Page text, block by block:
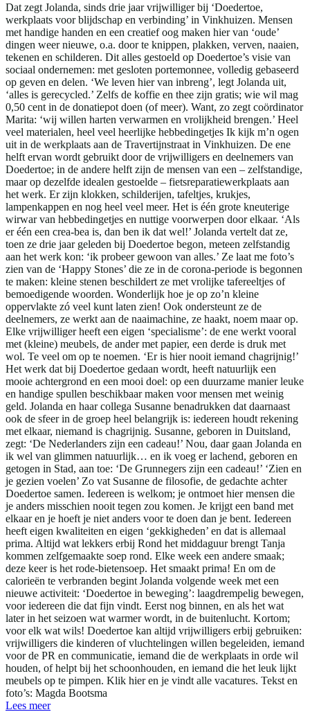
Dat zegt Jolanda, sinds drie jaar vrijwilliger bij ‘Doedertoe,
werkplaats voor blijdschap en verbinding’ in Vinkhuizen. Mensen
met handige handen en een creatief oog maken hier van ‘oude’
dingen weer nieuwe, o.a. door te knippen, plakken, verven, naaien,
tekenen en schilderen. Dit alles gestoeld op Doedertoe’s visie van
sociaal ondernemen: met gesloten portemonnee, volledig gebaseerd
op geven en delen. ‘We leven hier van inbreng’, legt Jolanda uit,
‘alles is gerecycled.’ Zelfs de koffie en thee zijn gratis; wie wil mag
0,50 cent in de donatiepot doen (of meer). Want, zo zegt coördinator
Marita: ‘wij willen harten verwarmen en vrolijkheid brengen.’ Heel
veel materialen, heel veel heerlijke hebbedingetjes Ik kijk m’n ogen
uit in de werkplaats aan de Travertijnstraat in Vinkhuizen. De ene
helft ervan wordt gebruikt door de vrijwilligers en deelnemers van
Doedertoe; in de andere helft zijn de mensen van een – zelfstandige,
maar op dezelfde idealen gestoelde – fietsreparatiewerkplaats aan
het werk. Er zijn klokken, schilderijen, tafeltjes, krukjes,
lampenkappen en nog heel veel meer. Het is één grote kneuterige
wirwar van hebbedingetjes en nuttige voorwerpen door elkaar. ‘Als
er één een crea-bea is, dan ben ik dat wel!’ Jolanda vertelt dat ze,
toen ze drie jaar geleden bij Doedertoe begon, meteen zelfstandig
aan het werk kon: ‘ik probeer gewoon van alles.’ Ze laat me foto’s
zien van de ‘Happy Stones’ die ze in de corona-periode is begonnen
te maken: kleine stenen beschildert ze met vrolijke tafereeltjes of
bemoedigende woorden. Wonderlijk hoe je op zo’n kleine
oppervlakte zó veel kunt laten zien! Ook ondersteunt ze de
deelnemers, ze werkt aan de naaimachine, ze haakt, noem maar op.
Elke vrijwilliger heeft een eigen ‘specialisme’: de ene werkt vooral
met (kleine) meubels, de ander met papier, een derde is druk met
wol. Te veel om op te noemen. ‘Er is hier nooit iemand chagrijnig!’
Het werk dat bij Doedertoe gedaan wordt, heeft natuurlijk een
mooie achtergrond en een mooi doel: op een duurzame manier leuke
en handige spullen beschikbaar maken voor mensen met weinig
geld. Jolanda en haar collega Susanne benadrukken dat daarnaast
ook de sfeer in de groep heel belangrijk is: iedereen houdt rekening
met elkaar, niemand is chagrijnig. Susanne, geboren in Duitsland,
zegt: ‘De Nederlanders zijn een cadeau!’ Nou, daar gaan Jolanda en
ik wel van glimmen natuurlijk… en ik voeg er lachend, geboren en
getogen in Stad, aan toe: ‘De Grunnegers zijn een cadeau!’ ‘Zien en
je gezien voelen’ Zo vat Susanne de filosofie, de gedachte achter
Doedertoe samen. Iedereen is welkom; je ontmoet hier mensen die
je anders misschien nooit tegen zou komen. Je krijgt een band met
elkaar en je hoeft je niet anders voor te doen dan je bent. Iedereen
heeft eigen kwaliteiten en eigen ‘gekkigheden’ en dat is allemaal
prima. Altijd wat lekkers erbij Rond het middaguur brengt Tanja
kommen zelfgemaakte soep rond. Elke week een andere smaak;
deze keer is het rode-bietensoep. Het smaakt prima! En om de
calorieën te verbranden begint Jolanda volgende week met een
nieuwe activiteit: ‘Doedertoe in beweging’: laagdrempelig bewegen,
voor iedereen die dat fijn vindt. Eerst nog binnen, en als het wat
later in het seizoen wat warmer wordt, in de buitenlucht. Kortom;
voor elk wat wils! Doedertoe kan altijd vrijwilligers erbij gebruiken:
vrijwilligers die kinderen of vluchtelingen willen begeleiden, iemand
voor de PR en communicatie, iemand die de werkplaats in orde wil
houden, of helpt bij het schoonhouden, en iemand die het leuk lijkt
meubels op te pimpen. Klik hier en je vindt alle vacatures. Tekst en
foto’s: Magda Bootsma
Lees meer